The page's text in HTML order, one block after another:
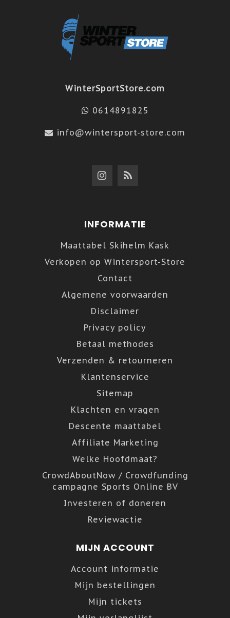
WinterSportStore.com
0614891825
info@wintersport-store.com
INFORMATIE
Maattabel Skihelm Kask
Verkopen op Wintersport-Store
Contact
Algemene voorwaarden
Disclaimer
Privacy policy
Betaal methodes
Verzenden & retourneren
Klantenservice
Sitemap
Klachten en vragen
Descente maattabel
Affiliate Marketing
Welke Hoofdmaat?
CrowdAboutNow / Crowdfunding
campagne Sports Online BV
Investeren of doneren
Reviewactie
MIJN ACCOUNT
Account informatie
Mijn bestellingen
Mijn tickets